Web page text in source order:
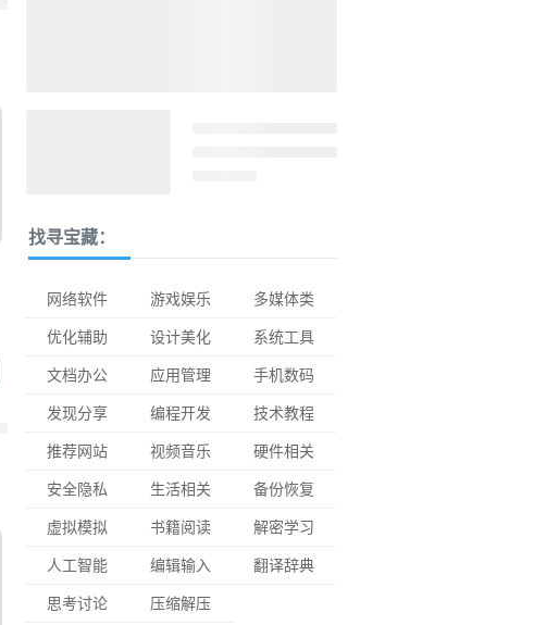
找寻宝藏：
网络软件 游戏娱乐
多媒体类
优化辅助
设计美化
系统工具
文档办公
应用管理
手机数码
发现分享
编程开发
技术教程
推荐网站
视频音乐
硬件相关
安全隐私
生活相关
备份恢复
虚拟模拟
书籍阅读
解密学习
人工智能
编辑输入
翻译辞典
思考讨论
压缩解压